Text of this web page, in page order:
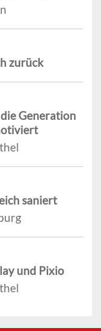
zurück
Generation
saniert
und Pixio